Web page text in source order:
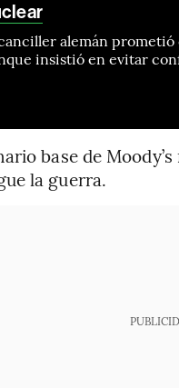
alemán
insistió en evitar
base de
la guerra.